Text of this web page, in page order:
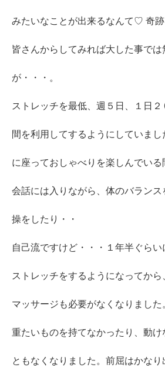
みたいなことが出来るなんて♡ 奇跡
皆さんからしてみれば大した事で
が・・・。
ストレッチを最低、週５日、１日
間を利用してするようにしていま
に座っておしゃべりを楽しんでいる
会話には入りながら、体のバラン
操をしたり・・
自己流ですけど・・・１年半ぐらい
ストレッチをするようになってか
マッサージも必要がなくなりまし
重たいものを持てなかったり、動
ともなくなりました。前屈はかな